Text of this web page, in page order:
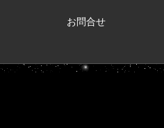
お問合せ